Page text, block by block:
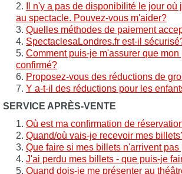
Il n'y a pas de disponibilité le jour
au spectacle. Pouvez-vous m'aider?
Quelles méthodes de paiement
SpectaclesaLondres.fr est-il
Comment puis-je m'assurer que mon
confirmé?
Proposez-vous des réductions de
Y a-t-il des réductions pour les
SERVICE APRÈS-VENTE
Où est ma confirmation de
Quand/où vais-je recevoir mes
Que faire si mes billets n'arrivent pas
J'ai perdu mes billets - que puis-je
Quand dois-je me présenter au